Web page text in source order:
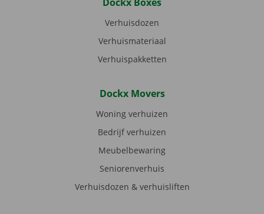
Verhuisdozen
Verhuismateriaal
Verhuispakketten
Dockx Movers
Woning verhuizen
Bedrijf verhuizen
Meubelbewaring
Seniorenverhuis
Verhuisdozen & verhuisliften